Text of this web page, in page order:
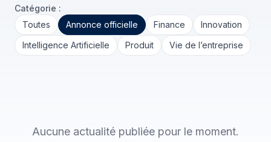
Catégorie :
Toutes
Annonce officielle Finance
Innovation
Intelligence Artificielle
Produit Vie de l’entreprise
Aucune actualité publiée pour le moment.